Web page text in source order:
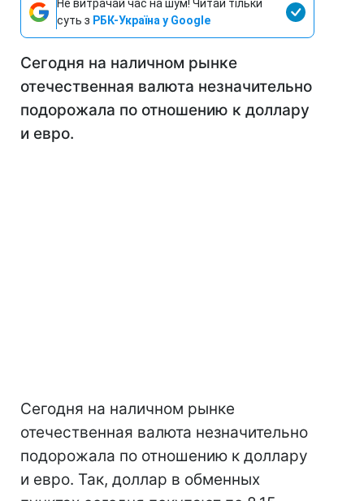
Не витрачай час на шум! Читай тільки
суть з РБК-Україна у Google
Сегодня на наличном рынке
отечественная валюта незначительно
подорожала по отношению к доллару
и евро.
Сегодня на наличном рынке
отечественная валюта незначительно
подорожала по отношению к доллару
и евро. Так, доллар в обменных